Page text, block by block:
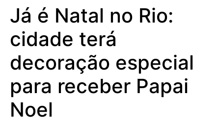
Já é Natal no Rio:
cidade terá
decoração especial
para receber Papai
Noel